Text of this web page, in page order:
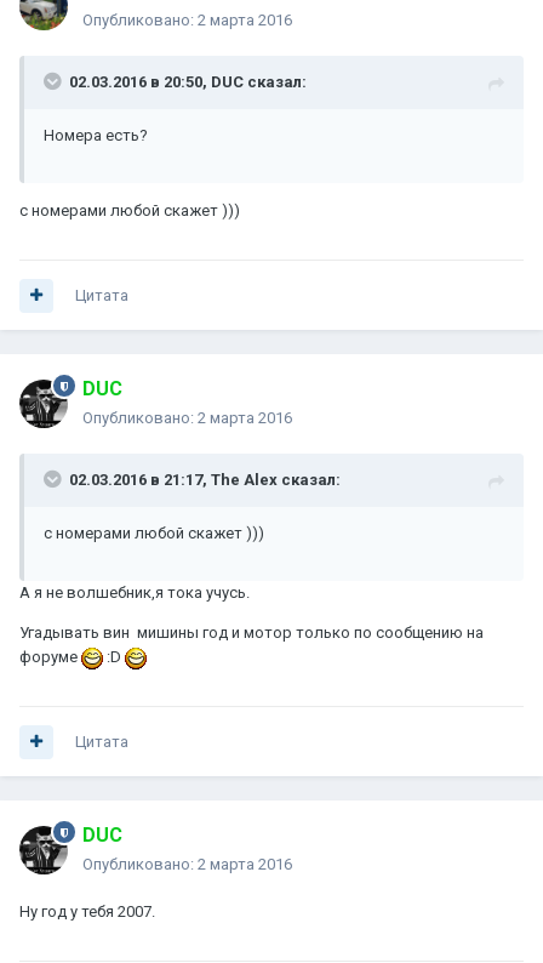
Опубликовано: 2 марта 2016
02.03.2016 в 20:50, DUC сказал:
Номера есть?
с номерами любой скажет )))
Цитата
DUC
Опубликовано: 2 марта 2016
02.03.2016 в 21:17, The Alex сказал:
с номерами любой скажет )))
А я не волшебник,я тока учусь.
Угадывать вин мишины год и мотор только по сообщению на
форуме
:D
Цитата
DUC
Опубликовано: 2 марта 2016
Ну год у тебя 2007.